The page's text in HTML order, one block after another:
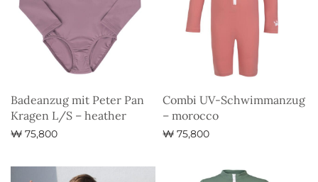
Badeanzug mit Peter Pan
Kragen L/S – heather
₩ 75,800
Combi UV-Schwimmanzug
– morocco
₩ 75,800